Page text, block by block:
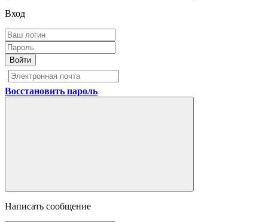
Вход
Войти
Восстановить пароль
Написать сообщение